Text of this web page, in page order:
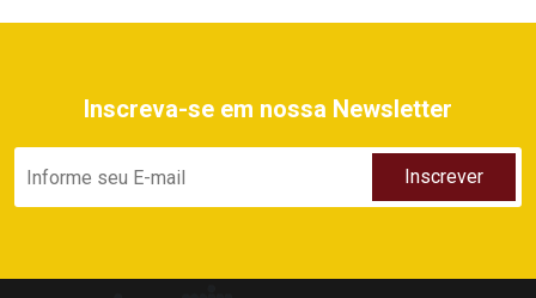
Inscreva-se em nossa Newsletter